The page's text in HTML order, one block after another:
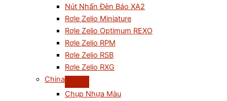
Nút Nhấn Đèn Báo XA2
Rơle Zelio Miniature
Rơle Zelio Optimum REXO
Rơle Zelio RPM
Rơle Zelio RSB
Rơle Zelio RXG
China
Chụp Nhựa Màu